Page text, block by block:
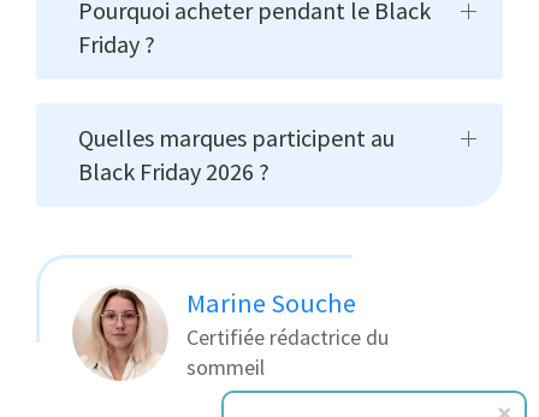
Pourquoi acheter pendant le Black
Friday ?
Quelles marques participent au
Black Friday 2026 ?
Marine Souche
Certifiée rédactrice du
sommeil